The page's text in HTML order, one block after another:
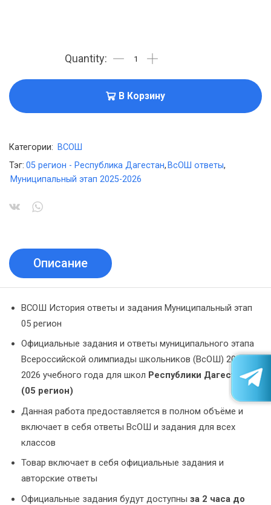
В Корзину
Категории: ВСОШ
Тэг: 05 регион - Республика Дагестан, ВсОШ ответы,
Муниципальный этап 2025-2026
Описание
ВСОШ История ответы и задания Муниципальный этап
05 регион
Официальные задания и ответы муниципального этапа
Всероссийской олимпиады школьников (ВсОШ) 2025-
2026 учебного года для школ Республики Дагестан
(05 регион)
Данная работа предоставляется в полном объёме и
включает в себя ответы ВсОШ и задания для всех
классов
Товар включает в себя официальные задания и
авторские ответы
Официальные задания будут доступны за 2 часа до